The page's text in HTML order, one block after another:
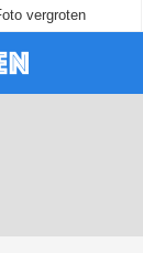
vergroten